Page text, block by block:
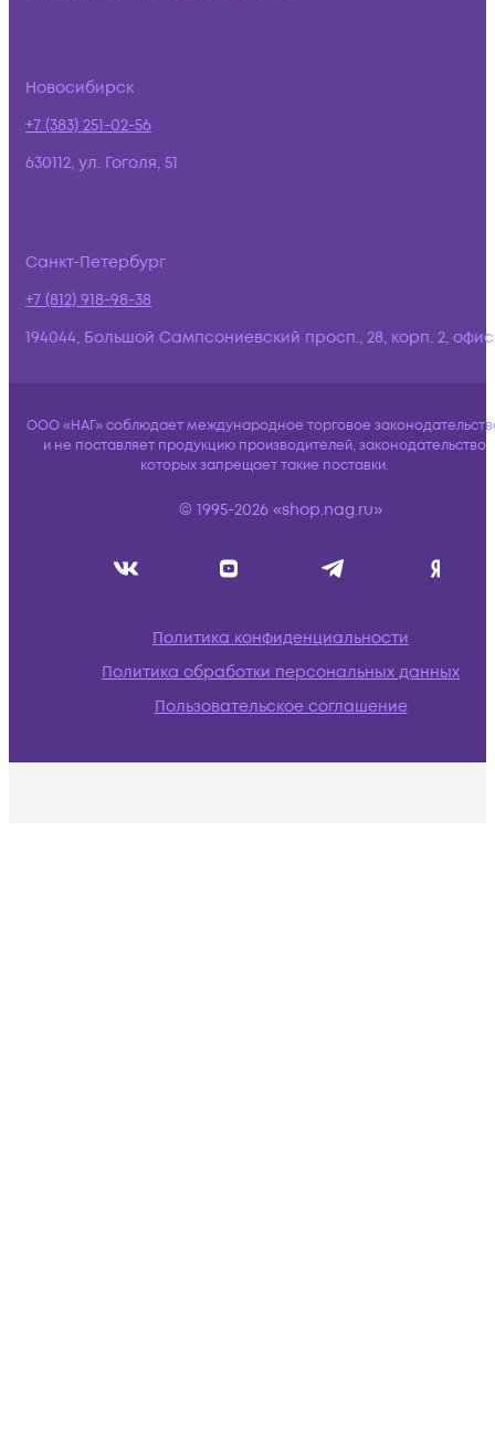
Новосибирск
+7 (383) 251-02-56
630112, ул. Гоголя, 51
Санкт-Петербург
+7 (812) 918-98-38
194044, Большой Сампсониевский просп., 28, корп. 2,
ООО «НАГ» соблюдает международное торговое
и не поставляет продукцию производителей, законодательство
которых запрещает такие поставки.
© 1995-2026 «shop.nag.ru»
Политика конфиденциальности
Политика обработки персональных данных
Пользовательское соглашение